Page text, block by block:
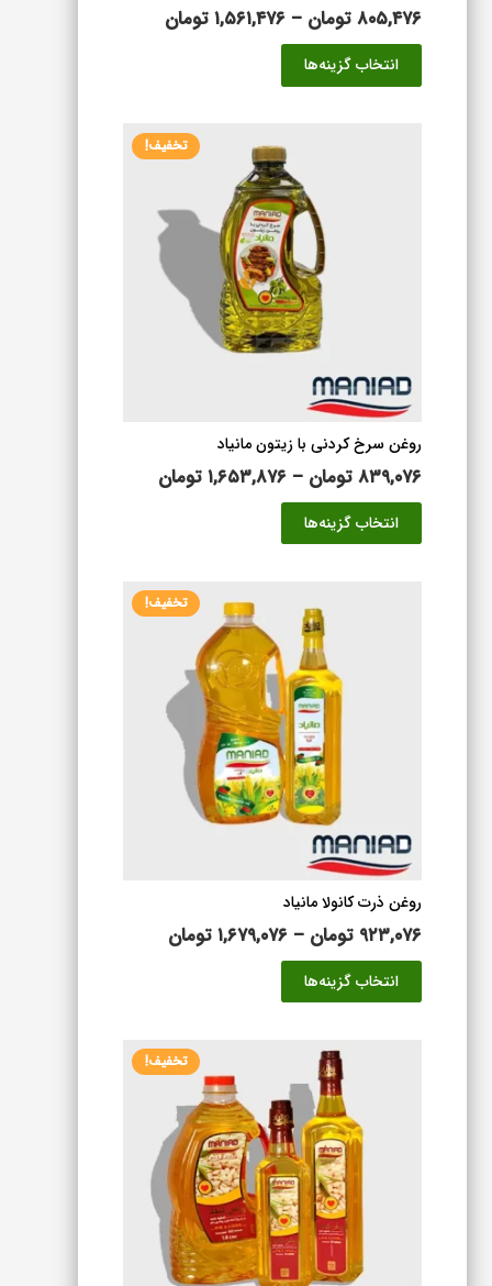
۸۰۵,۴۷۶تومان – ۱,۵۶۱,۴۷۶تومان
انتخاب گزینه‌ها
مختلفی
می
باشد.
گزینه
ها
ممکن
است
در
صفحه
شوند
تخفیف!
روغن سرخ کردنی با زیتون مانیاد
۸۳۹,۰۷۶تومان – ۱,۶۵۳,۸۷۶تومان
انتخاب گزینه‌ها
مختلفی
می
باشد.
گزینه
ها
ممکن
است
در
صفحه
تخفیف!
روغن ذرت کانولا مانیاد
۹۲۳,۰۷۶ تومان – ۱,۶۷۹,۰۷۶تومان
انتخاب گزینه‌ها
باشد.
گزینه
ها
ممکن
است
در
صفحه
تخفیف!